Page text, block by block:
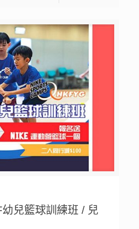
兒籃球訓練班 / 兒